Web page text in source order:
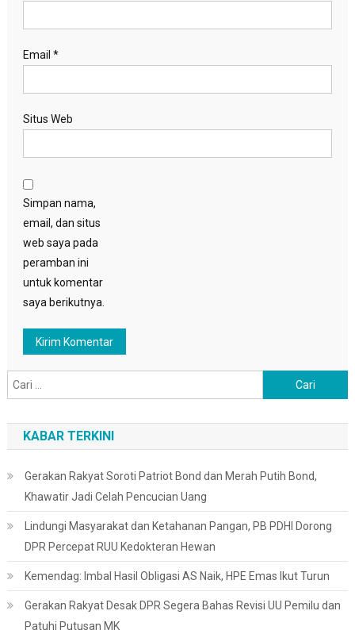
Email *
Situs Web
Simpan nama,
email, dan situs
web saya pada
peramban ini
untuk komentar
saya berikutnya.
untuk:
KABAR TERKINI
Gerakan Rakyat Soroti Patriot Bond dan Merah Putih Bond,
Khawatir Jadi Celah Pencucian Uang
Lindungi Masyarakat dan Ketahanan Pangan, PB PDHI Dorong
DPR Percepat RUU Kedokteran Hewan
Kemendag: Imbal Hasil Obligasi AS Naik, HPE Emas Ikut Turun
Gerakan Rakyat Desak DPR Segera Bahas Revisi UU Pemilu dan
Patuhi Putusan MK